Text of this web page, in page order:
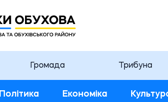
Громада Трибуна
Політика Економіка